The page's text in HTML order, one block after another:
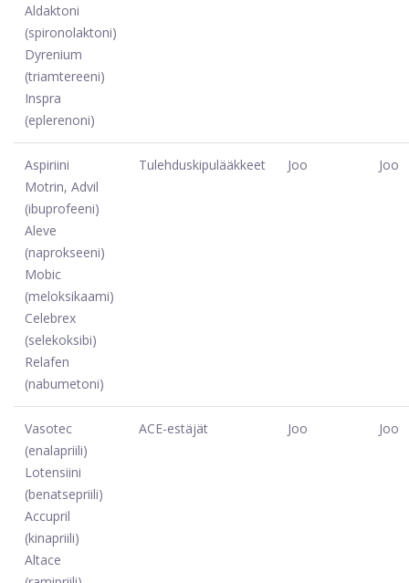
Aldaktoni
(spironolaktoni)
Dyrenium
(triamtereeni)
Inspra
(eplerenoni)
Aspiriini
Motrin, Advil
(ibuprofeeni)
Aleve
(naprokseeni)
Mobic
(meloksikaami)
Celebrex
(selekoksibi)
Relafen
(nabumetoni)
Tulehduskipulääkkeet Joo Joo
Vasotec
(enalapriili)
Lotensiini
(benatsepriili)
Accupril
(kinapriili)
Altace
ACE-estäjät Joo Joo